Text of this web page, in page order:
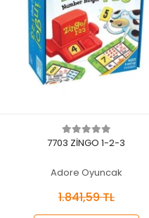
Sepete Ekle
7703 ZİNGO 1-2-3
Adore Oyuncak
1.841,59 TL